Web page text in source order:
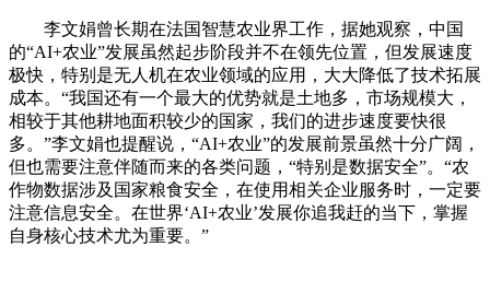
李文娟曾长期在法国智慧农业界工作，据她观察，中国
的“AI+农业”发展虽然起步阶段并不在领先位置，但发展速度
极快，特别是无人机在农业领域的应用，大大降低了技术拓展
成本。“我国还有一个最大的优势就是土地多，市场规模大，
相较于其他耕地面积较少的国家，我们的进步速度要快很
多。”李文娟也提醒说，“AI+农业”的发展前景虽然十分广阔，
但也需要注意伴随而来的各类问题，“特别是数据安全”。“农
作物数据涉及国家粮食安全，在使用相关企业服务时，一定要
注意信息安全。在世界‘AI+农业’发展你追我赶的当下，掌握
自身核心技术尤为重要。”